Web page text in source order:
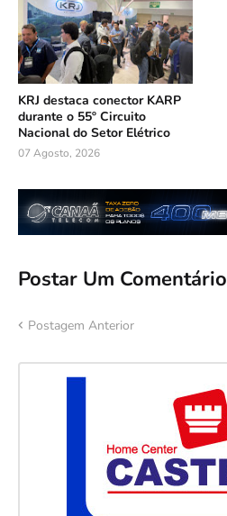
KRJ destaca conector KARP
durante o 55º Circuito
Nacional do Setor Elétrico
07 Agosto, 2026
Postar Um Comentário
Postagem Anterior